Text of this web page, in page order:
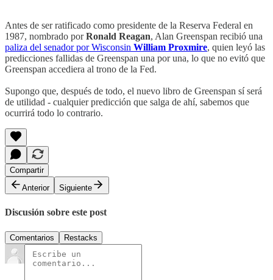
Antes de ser ratificado como presidente de la Reserva Federal en
1987, nombrado porRonald Reagan, Alan Greenspan recibió una
paliza del senador por Wisconsin William Proxmire, quien leyó las
predicciones fallidas de Greenspan una por una, lo que no evitó que
Greenspan accediera al trono de la Fed.
Supongo que, después de todo, el nuevo libro de Greenspan sí será
de utilidad - cualquier predicción que salga de ahí, sabemos que
ocurrirá todo lo contrario.
Compartir
Anterior
Siguiente
Discusión sobre este post
Comentarios Restacks